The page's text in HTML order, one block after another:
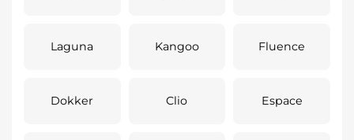
Laguna Kangoo Fluence
Dokker Clio Espace